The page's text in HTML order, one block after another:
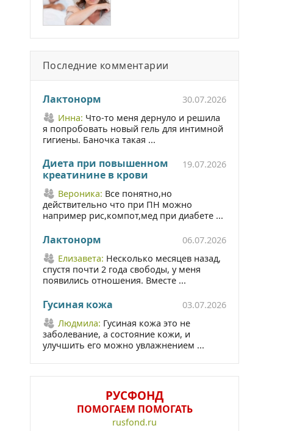
Последние комментарии
Лактонорм
30.07.2026
Инна: Что-то меня дернуло и решила
я попробовать новый гель для интимной
гигиены. Баночка такая ...
Диета при повышенном
креатинине в крови
19.07.2026
Вероника: Все понятно,но
действительно что при ПН можно
например рис,компот,мед при диабете ...
Лактонорм
06.07.2026
Елизавета: Несколько месяцев назад,
спустя почти 2 года свободы, у меня
появились отношения. Вместе ...
Гусиная кожа
03.07.2026
Людмила: Гусиная кожа это не
заболевание, а состояние кожи, и
улучшить его можно увлажнением ...
РУСФОНД
ПОМОГАЕМ ПОМОГАТЬ
rusfond.ru